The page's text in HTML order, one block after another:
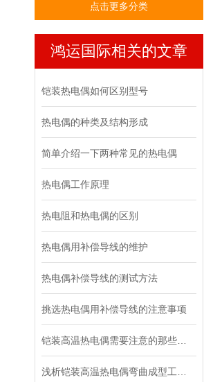
点击更多分类
鸿运国际相关的文章
铠装热电偶如何区别型号
热电偶的种类及结构形成
简单介绍一下两种常见的热电偶
热电偶工作原理
热电阻和热电偶的区别
热电偶用补偿导线的维护
热电偶补偿导线的测试方法
挑选热电偶用补偿导线的注意事项